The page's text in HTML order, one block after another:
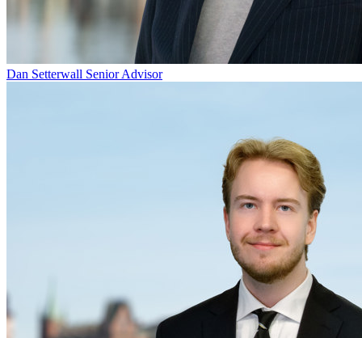
Dan Setterwall Senior Advisor